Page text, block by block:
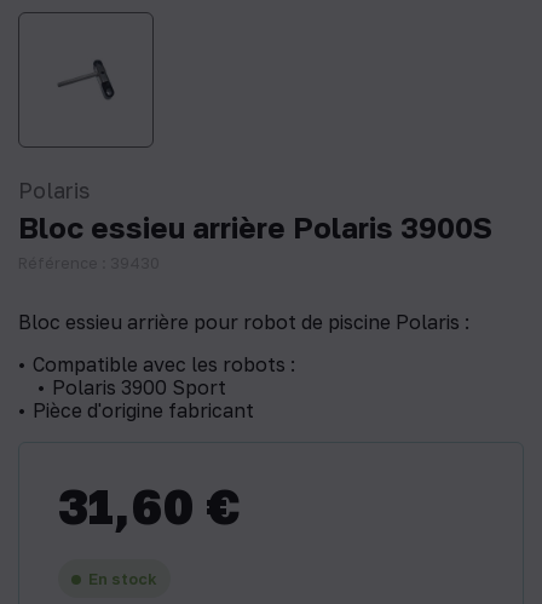
Polaris
Bloc essieu arrière Polaris 3900S
Bloc essieu arrière pour robot de piscine Polaris :
Compatible avec les robots :
Polaris 3900 Sport
Pièce d'origine fabricant
31,60 €
En stock